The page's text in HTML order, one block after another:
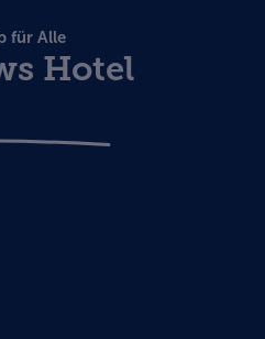
für Alle
Hotel